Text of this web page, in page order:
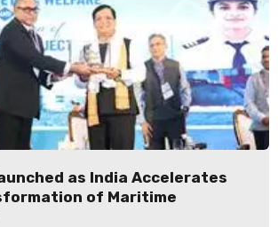
as India Accelerates
of Maritime